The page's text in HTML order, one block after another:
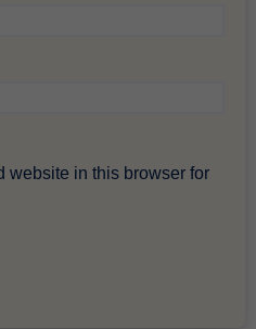
website in this browser for